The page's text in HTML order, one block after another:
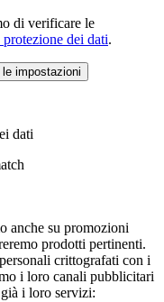
di verificare le
dei dati.
impostazioni
dati
anche su promozioni
prodotti pertinenti.
crittografati con i
i loro canali pubblicitari
i loro servizi: